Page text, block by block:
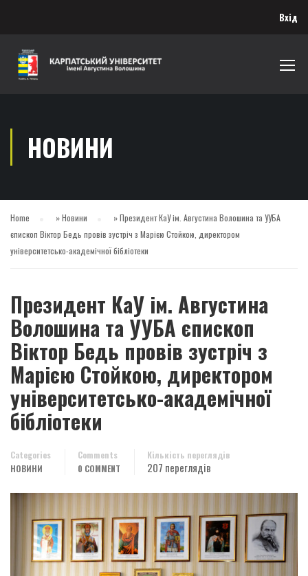
Вхід
НОВИНИ
Home »Новини »Президент КаУ ім. Августина Волошина та УУБА
єпископ Віктор Бедь провів зустріч з Марією Стойкою, директором
університетсько-академічної бібліотеки
Президент КаУ ім. Августина
Волошина та УУБА єпископ
Віктор Бедь провів зустріч з
Марією Стойкою, директором
університетсько-академічної
бібліотеки
Categories
НОВИНИ
Comments
0 COMMENT
Кількість переглядів
207 переглядів